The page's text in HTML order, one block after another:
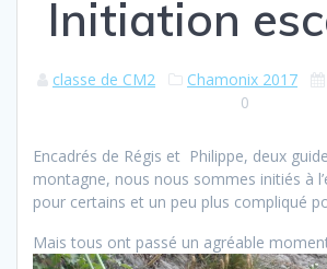
Initiation
classe de CM2 Chamonix 2017
0
Encadrés de Régis et Philippe, deux
montagne, nous nous sommes initiés à
pour certains et un peu plus compliqué
Mais tous ont passé un agréable